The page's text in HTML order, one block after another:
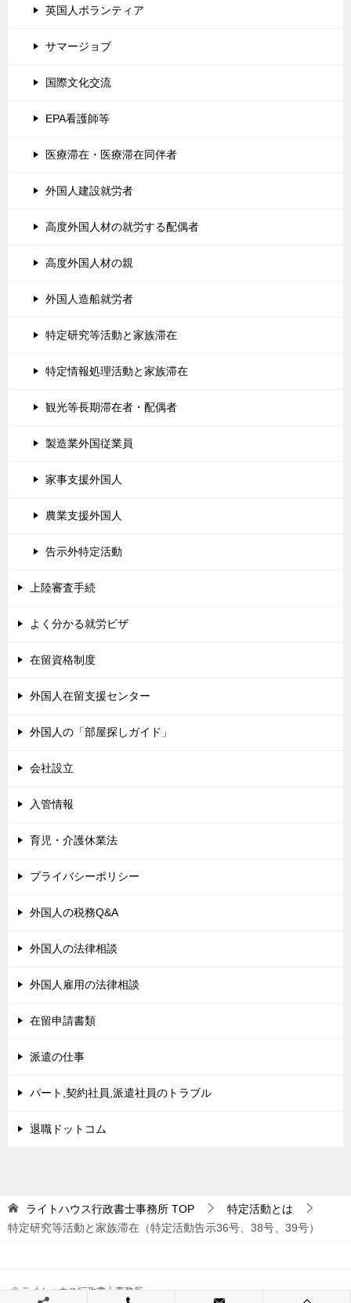
英国人ボランティア
サマージョブ
国際文化交流
EPA看護師等
医療滞在・医療滞在同伴者
外国人建設就労者
高度外国人材の就労する配偶者
高度外国人材の親
外国人造船就労者
特定研究等活動と家族滞在
特定情報処理活動と家族滞在
観光等長期滞在者・配偶者
製造業外国従業員
家事支援外国人
農業支援外国人
告示外特定活動
上陸審査手続
よく分かる就労ビザ
在留資格制度
外国人在留支援センター
外国人の「部屋探しガイド」
会社設立
入管情報
育児・介護休業法
プライバシーポリシー
外国人の税務Q&A
外国人の法律相談
外国人雇用の法律相談
在留申請書類
派遣の仕事
パート,契約社員,派遣社員のトラブル
退職ドットコム
ライトハウス行政書士事務所 TOP
特定活動とは
特定研究等活動と家族滞在（特定活動告示36号、38号、39号）
© ライトハウス行政書士事務所